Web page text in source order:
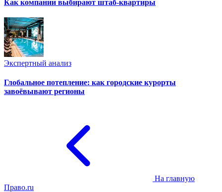
Как компании выбирают штаб-квартиры
Экспертный анализ
Глобальное потепление: как городские курорты
завоёвывают регионы
На главную
Право.ru